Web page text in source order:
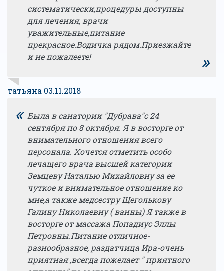
систематически,процедуры доступны
для лечения, врачи
уважительные,питание
прекрасное.Водичка рядом.Приезжайте
и не пожалеете!
»
татьяна 03.11.2018
« Была в санатории "Дубрава"с 24
сентября по 8 октября. Я в восторге от
внимательного отношения всего
персонала. Хочется отметить особо
лечащего врача высшей категории
Земцеву Наталью Михайловну за ее
чуткое и внимательное отношение ко
мне,а также медсестру Щеголькову
Галину Николаевну ( ванны) Я также в
восторге от массажа Попадиус Эллы
Петровны.Питание отличное-
разнообразное, раздатчица Ира-очень
приятная ,всегда пожелает " приятного